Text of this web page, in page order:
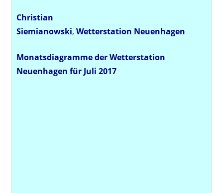
Christian
Siemianowski,Wetterstation Neuenhagen
Monatsdiagramme der Wetterstation
Neuenhagen für Juli 2017